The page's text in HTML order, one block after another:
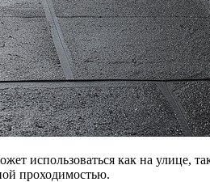
использоваться как на улице,
проходимостью.